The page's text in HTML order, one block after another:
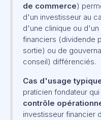
de commerce)
d'un investisseur au
d'une clinique ou
financiers (dividende
sortie) ou de
conseil) différenciés.
Cas d'usage
praticien fondateur
contrôle
investisseur financier